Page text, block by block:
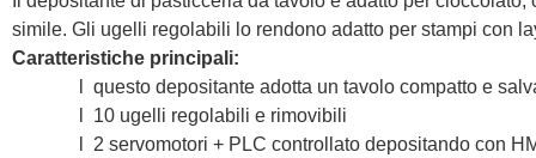
simile. Gli ugelli regolabili lo rendono adatto per stampi con
Caratteristiche principali:
questo depositante adotta un tavolo compatto e
10 ugelli regolabili e rimovibili
2 servomotori + PLC controllato depositando con